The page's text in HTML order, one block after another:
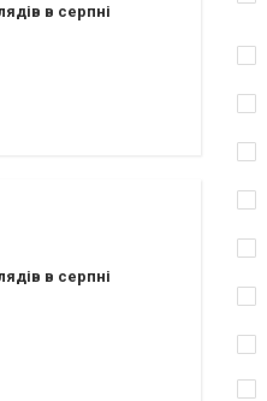
в серпні
в серпні